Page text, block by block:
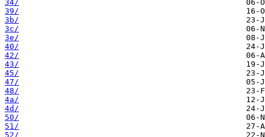
34/
39/
3b/
3c/
3e/
40/
42/
43/
45/
47/
48/
4a/
4d/
50/
51/
52/